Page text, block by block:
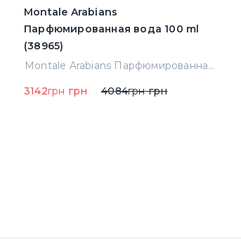
Montale Arabians
Парфюмированная вода 100 ml
(38965)
Montale Arabians Парфюмированная вода 100 ml (38965)
3142грн грн 4084грнгрн